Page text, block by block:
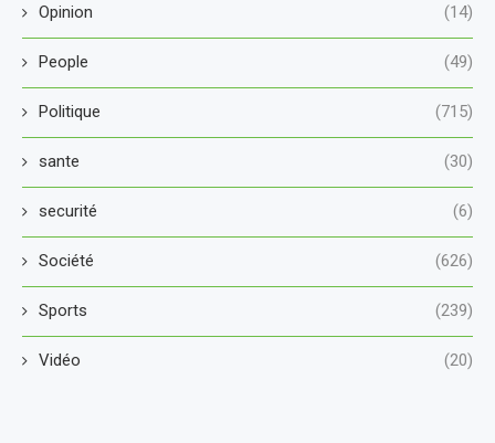
Opinion (14)
People (49)
Politique (715)
sante (30)
securité (6)
Société (626)
Sports (239)
Vidéo (20)